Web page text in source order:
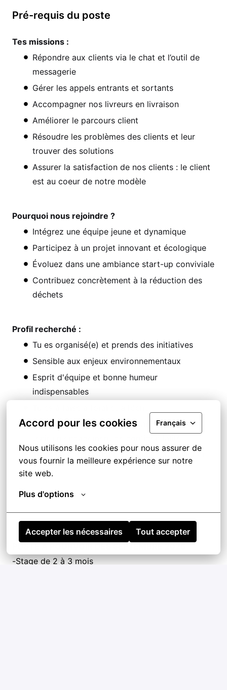
Accord pour les cookies Français
Nous utilisons les cookies pour nous assurer de
vous fournir la meilleure expérience sur notre
site web.
Plus d'options
Accepter les nécessaires Tout accepter
Pré-requis du poste
Tes missions :
Répondre aux clients via le chat et l’outil de
messagerie
Gérer les appels entrants et sortants
Accompagner nos livreurs en livraison
Améliorer le parcours client
Résoudre les problèmes des clients et leur
trouver des solutions
Assurer la satisfaction de nos clients : le client
est au coeur de notre modèle
Pourquoi nous rejoindre ?
Intégrez une équipe jeune et dynamique
Participez à un projet innovant et écologique
Évoluez dans une ambiance start-up conviviale
Contribuez concrètement à la réduction des
déchets
Profil recherché :
Tu es organisé(e) et prends des initiatives
Sensible aux enjeux environnementaux
Esprit d'équipe et bonne humeur
indispensables
Tu es une personne de confiance, et tu sais
Tu as un bon relationnel et aimes travailler en
équipe
-Stage de 2 à 3 mois